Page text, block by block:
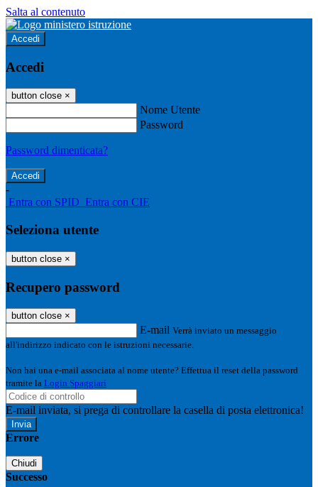
Salta al contenuto
Accedi
Accedi
button close ×
Nome Utente
Password
Password dimenticata?
-
Entra con SPID Entra con CIE
Seleziona utente
button close ×
Recupero password
button close ×
E-mail Verrà inviato un messaggio
all'indirizzo indicato con le istruzioni necessarie.
Non hai una e-mail associata al nome utente? Effettua il reset della password
tramite la Login Spaggiari
E-mail inviata, si prega di controllare la casella di posta elettronica!
Errore
Chiudi
Successo